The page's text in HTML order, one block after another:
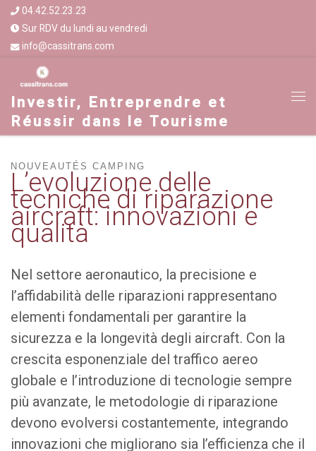
04.42.52.23.23
Sur RDV du lundi au vendredi
info@cassitrans.com
Investir, Entreprendre et
Réussir dans le Tourisme
NOUVEAUTÉS CAMPING
L’evoluzione delle
tecniche di riparazione
aircraft: innovazioni e
qualità
Nel settore aeronautico, la precisione e
l’affidabilità delle riparazioni rappresentano
elementi fondamentali per garantire la
sicurezza e la longevità degli aircraft. Con la
crescita esponenziale del traffico aereo
globale e l’introduzione di tecnologie sempre
più avanzate, le metodologie di riparazione
devono evolversi costantemente, integrando
innovazioni che migliorano sia l’efficienza che il